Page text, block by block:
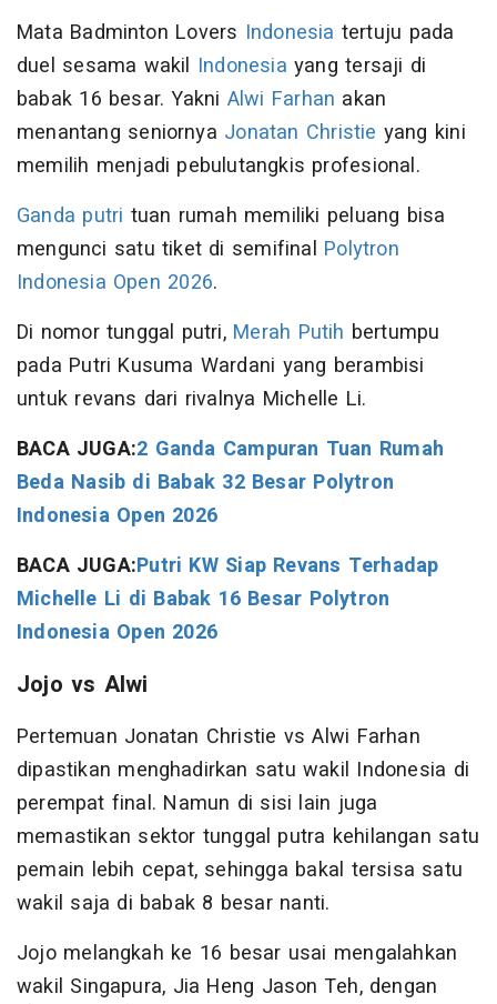
Mata Badminton Lovers Indonesia tertuju pada
duel sesama wakil Indonesia yang tersaji di
babak 16 besar. Yakni Alwi Farhan akan
menantang seniornya Jonatan Christie yang kini
memilih menjadi pebulutangkis profesional.
Ganda putri tuan rumah memiliki peluang bisa
mengunci satu tiket di semifinal Polytron
Indonesia Open 2026.
Di nomor tunggal putri, Merah Putih bertumpu
pada Putri Kusuma Wardani yang berambisi
untuk revans dari rivalnya Michelle Li.
BACA JUGA:2 Ganda Campuran Tuan Rumah
Beda Nasib di Babak 32 Besar Polytron
Indonesia Open 2026
BACA JUGA:Putri KW Siap Revans Terhadap
Michelle Li di Babak 16 Besar Polytron
Indonesia Open 2026
Jojo vs Alwi
Pertemuan Jonatan Christie vs Alwi Farhan
dipastikan menghadirkan satu wakil Indonesia di
perempat final. Namun di sisi lain juga
memastikan sektor tunggal putra kehilangan satu
pemain lebih cepat, sehingga bakal tersisa satu
wakil saja di babak 8 besar nanti.
Jojo melangkah ke 16 besar usai mengalahkan
wakil Singapura, Jia Heng Jason Teh, dengan